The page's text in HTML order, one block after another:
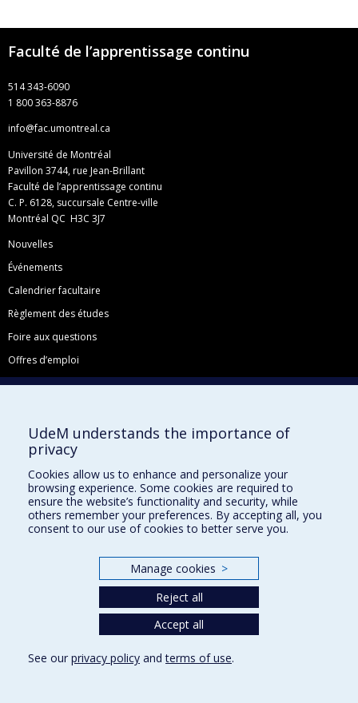
Faculté de l’apprentissage continu
514 343-6090
1 800 363-8876
info@fac.umontreal.ca
Université de Montréal
Pavillon 3744, rue Jean-Brillant
Faculté de l’apprentissage continu
C. P. 6128, succursale Centre-ville
Montréal QC H3C 3J7
Nouvelles
Événements
Calendrier facultaire
Règlement des études
Foire aux questions
Offres d’emploi
Facebook
LinkedIn
YouTube
Toutes nos présences sociales
École de français
Centre de perfectionnement
Abonnez-vous à notre infolettre
Privacy
UdeM understands the importance of
privacy
Cookies allow us to enhance and personalize your
browsing experience. Some cookies are required to
ensure the website’s functionality and security, while
others remember your preferences. By accepting all, you
consent to our use of cookies to better serve you.
Manage cookies >
Reject all
Accept all
See our privacy policy andterms of use.